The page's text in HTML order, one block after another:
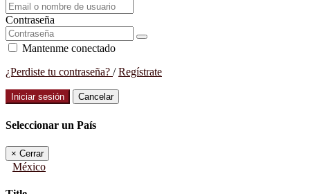
Contraseña
Mantenme conectado
¿Perdiste tu contraseña? /Regístrate
Iniciar sesión Cancelar
Seleccionar un País
× Cerrar
México